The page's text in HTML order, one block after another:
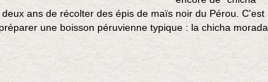
ans de récolter des épis de maïs noir du Pérou. C'est
une boisson péruvienne typique : la chicha morada.